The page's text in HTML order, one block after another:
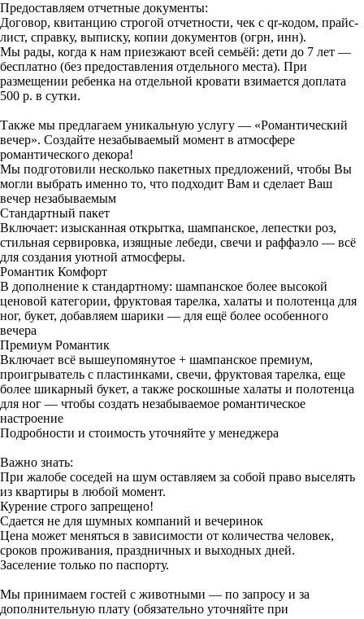
Предоставляем отчетные документы:
Договор, квитанцию строгой отчетности, чек с qr-кодом, прайс-
лист, справку, выписку, копии документов (огрн, инн).
Мы рады, когда к нам приезжают всей семьёй: дети до 7 лет —
бесплатно (без предоставления отдельного места). При
размещении ребенка на отдельной кровати взимается доплата
500 р. в сутки.
Также мы предлагаем уникальную услугу — «Романтический
вечер». Создайте незабываемый момент в атмосфере
романтического декора!
Мы подготовили несколько пакетных предложений, чтобы Вы
могли выбрать именно то, что подходит Вам и сделает Ваш
вечер незабываемым
Стандартный пакет
Включает: изысканная открытка, шампанское, лепестки роз,
стильная сервировка, изящные лебеди, свечи и раффаэло — всё
для создания уютной атмосферы.
Романтик Комфорт
В дополнение к стандартному: шампанское более высокой
ценовой категории, фруктовая тарелка, халаты и полотенца для
ног, букет, добавляем шарики — для ещё более особенного
вечера
Премиум Романтик
Включает всё вышеупомянутое + шампанское премиум,
проигрыватель с пластинками, свечи, фруктовая тарелка, еще
более шикарный букет, а также роскошные халаты и полотенца
для ног — чтобы создать незабываемое романтическое
настроение
Подробности и стоимость уточняйте у менеджера
Важно знать:
При жалобе соседей на шум оставляем за собой право выселять
из квартиры в любой момент.
Курение строго запрещено!
Сдается не для шумных компаний и вечеринок
Цена может меняться в зависимости от количества человек,
сроков проживания, праздничных и выходных дней.
Заселение только по паспорту.
Мы принимаем гостей с животными — по запросу и за
дополнительную плату (обязательно уточняйте при